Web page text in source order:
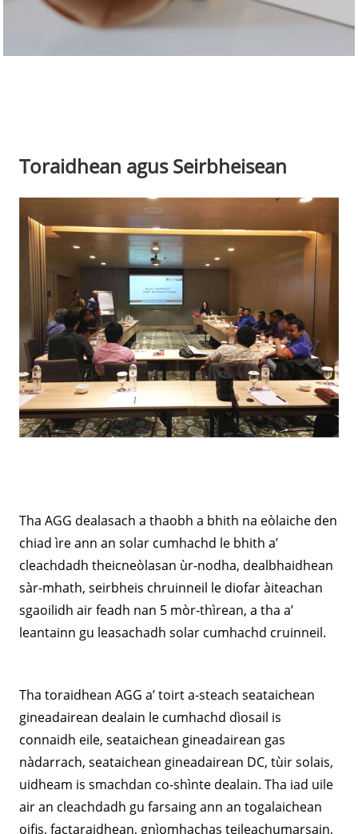
Toraidhean agus Seirbheisean
Tha AGG dealasach a thaobh a bhith na eòlaiche den
chiad ìre ann an solar cumhachd le bhith a’
cleachdadh theicneòlasan ùr-nodha, dealbhaidhean
sàr-mhath, seirbheis chruinneil le diofar àiteachan
sgaoilidh air feadh nan 5 mòr-thìrean, a tha a’
leantainn gu leasachadh solar cumhachd cruinneil.
Tha toraidhean AGG a’ toirt a-steach seataichean
gineadairean dealain le cumhachd dìosail is
connaidh eile, seataichean gineadairean gas
nàdarrach, seataichean gineadairean DC, tùir solais,
uidheam is smachdan co-shìnte dealain. Tha iad uile
air an cleachdadh gu farsaing ann an togalaichean
oifis, factaraidhean, gnìomhachas teileachumarsain,